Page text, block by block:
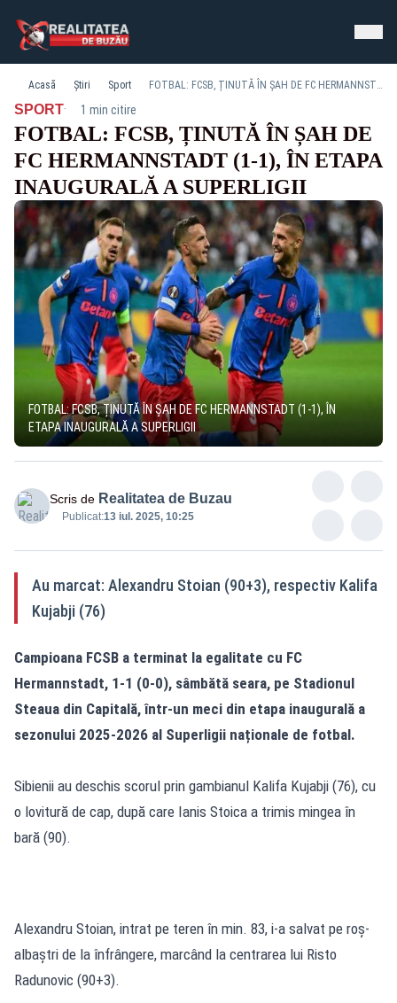
Acasă Știri Sport FOTBAL: FCSB, ȚINUTĂ ÎN ȘAH DE FC HERMANNSTADT (1-1), ÎN ETAPA INAUGURALĂ A SUPERLIGII
SPORT· 1 min citire
FOTBAL: FCSB, ȚINUTĂ ÎN ȘAH DE
FC HERMANNSTADT (1-1), ÎN ETAPA
INAUGURALĂ A SUPERLIGII
FOTBAL: FCSB, ȚINUTĂ ÎN ȘAH DE FC HERMANNSTADT (1-1), ÎN
ETAPA INAUGURALĂ A SUPERLIGII
Scris de Realitatea de Buzau
Publicat:13 iul. 2025, 10:25
Au marcat: Alexandru Stoian (90+3), respectiv Kalifa
Kujabji (76)
Campioana FCSB a terminat la egalitate cu FC
Hermannstadt, 1-1 (0-0), sâmbătă seara, pe Stadionul
Steaua din Capitală, într-un meci din etapa inaugurală a
sezonului 2025-2026 al Superligii naționale de fotbal.
Sibienii au deschis scorul prin gambianul Kalifa Kujabji (76), cu
o lovitură de cap, după care Ianis Stoica a trimis mingea în
bară (90).
Alexandru Stoian, intrat pe teren în min. 83, i-a salvat pe roș-
albaștri de la înfrângere, marcând la centrarea lui Risto
Radunovic (90+3).